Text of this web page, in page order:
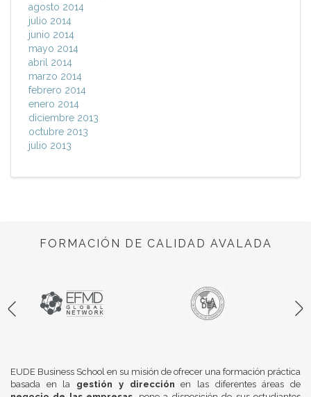
agosto 2014
julio 2014
junio 2014
mayo 2014
abril 2014
marzo 2014
febrero 2014
enero 2014
diciembre 2013
octubre 2013
julio 2013
FORMACIÓN DE CALIDAD AVALADA
EUDE Business School en su misión de ofrecer una formación práctica
basada en la gestión y dirección en las diferentes áreas de